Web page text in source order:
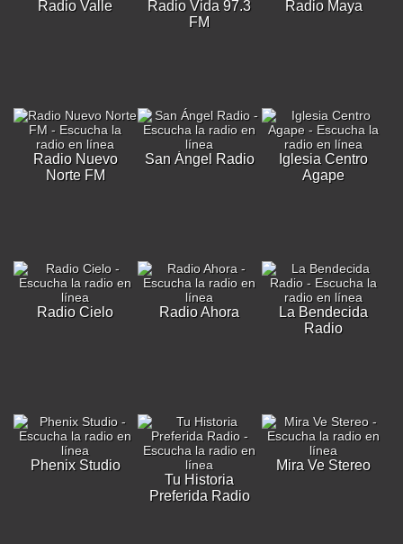
Radio Valle
Radio Vida 97.3
FM
Radio Maya
Radio Nuevo
Norte FM
San Ángel Radio
Iglesia Centro
Agape
Radio Cielo Radio Ahora
La Bendecida
Radio
Phenix Studio
Tu Historia
Preferida Radio
Mira Ve Stereo